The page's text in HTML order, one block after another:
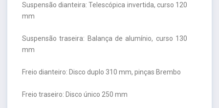
Suspensão dianteira: Telescópica invertida, curso 120
mm
Suspensão traseira: Balança de alumínio, curso 130
mm
Freio dianteiro: Disco duplo 310 mm, pinças Brembo
Freio traseiro: Disco único 250 mm